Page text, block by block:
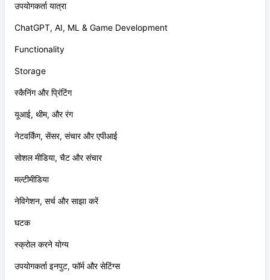
उपयोगकर्ता यात्रा
ChatGPT, AI, ML & Game Development
Functionality
Storage
स्कैनिंग और प्रिंटिंग
यूआई, थीम, और रंग
नेटवर्किंग, सेंसर, संचार और एपीआई
सोशल मीडिया, चैट और संचार
मल्टीमीडिया
नेविगेशन, सर्च और साझा करें
घटक
स्क्रोल करने योग्य
उपयोगकर्ता इनपुट, फॉर्म और सेटिंग्स